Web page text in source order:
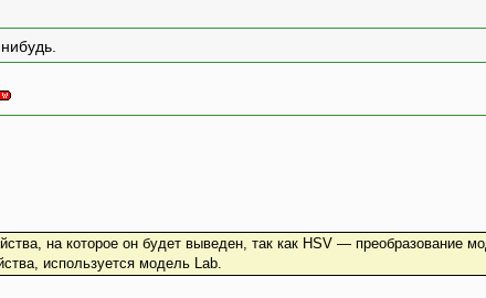
на которое он будет выведен, так как HSV — преобразование
используется модель Lab.